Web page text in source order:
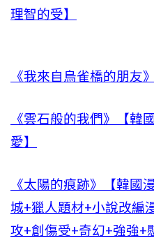
理智的受】
《我來自烏雀橋的朋友
《雲石般的我們》【韓
愛】
《太陽的痕跡》【韓國
城+獵人題材+小說改編
攻+創傷受+奇幻+強強+